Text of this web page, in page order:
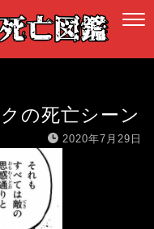
の死亡シーン
2020年7月29日